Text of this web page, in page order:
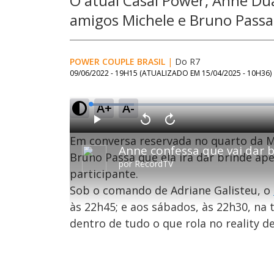
amigos Michele e Bruno Passa
POWER COUPLE BRASIL | Do R7
09/06/2022 - 19H15 (ATUALIZADO EM 15/04/2025 - 10H36)
A+ A-
porRecordTV
P
l
a
y
V
o
l
t
a
r
1
g
u
d
s
A
v
a
n
ç
a
r
n
o
L
o
a
d
e
:
0
.
4
%
Em conversa reservada no quarto da
Bruno Passa que ela irá dar brinde
participante.
Sob o comando de Adriane Galisteu, o
às 22h45; e aos sábados, às 22h30, na
dentro de tudo o que rola no reality